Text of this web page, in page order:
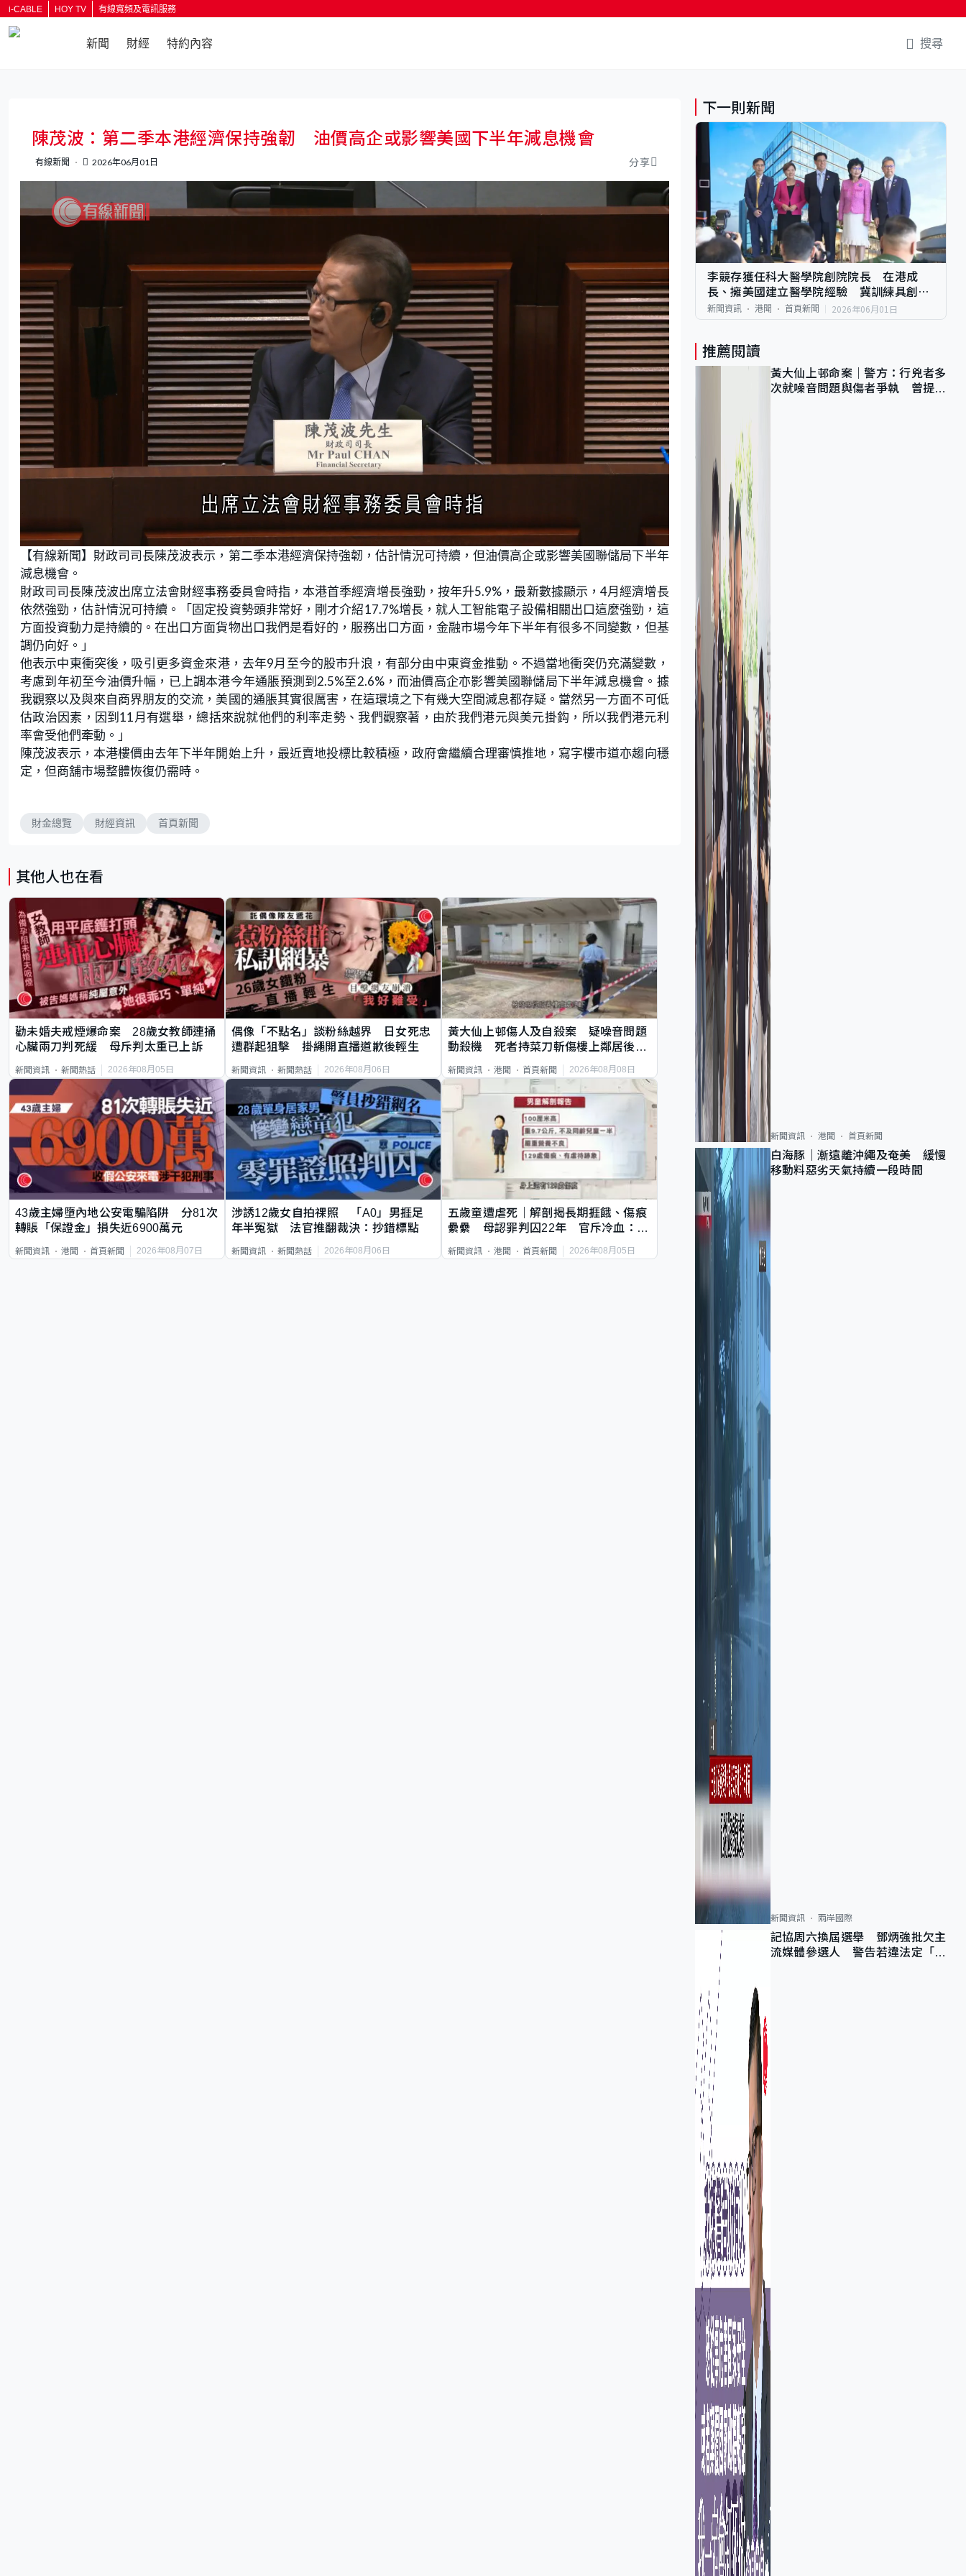
i-CABLE HOY TV 有線寬頻及電訊服務
新聞 財經 特約內容 搜尋
陳茂波：第二季本港經濟保持強韌 油價高企或影響美國下半年減息機會
有線新聞 2026年06月01日 分享
U
n
m
u
t
e
a
d
2
2
9
0
%
【有線新聞】財政司司長陳茂波表示，第二季本港經濟保持強韌，估計情況可持續，但油價高企或影響美國聯儲局下半年
減息機會。
財政司司長陳茂波出席立法會財經事務委員會時指，本港首季經濟增長強勁，按年升5.9%，最新數據顯示，4月經濟增長
依然強勁，估計情況可持續。「固定投資勢頭非常好，剛才介紹17.7%增長，就人工智能電子設備相關出口這麼強勁，這
方面投資動力是持續的。在出口方面貨物出口我們是看好的，服務出口方面，金融市場今年下半年有很多不同變數，但基
調仍向好。」
他表示中東衝突後，吸引更多資金來港，去年9月至今的股市升浪，有部分由中東資金推動。不過當地衝突仍充滿變數，
考慮到年初至今油價升幅，已上調本港今年通脹預測到2.5%至2.6%，而油價高企亦影響美國聯儲局下半年減息機會。據
我觀察以及與來自商界朋友的交流，美國的通脹其實很厲害，在這環境之下有幾大空間減息都存疑。當然另一方面不可低
估政治因素，因到11月有選舉，總括來說就他們的利率走勢、我們觀察著，由於我們港元與美元掛鈎，所以我們港元利
率會受他們牽動。」
陳茂波表示，本港樓價由去年下半年開始上升，最近賣地投標比較積極，政府會繼續合理審慎推地，寫字樓市道亦趨向穩
定，但商舖市場整體恢復仍需時。
財金總覽 財經資訊 首頁新聞
其他人也在看
勸未婚夫戒煙爆命案 28歲女教師連捅
心臟兩刀判死緩 母斥判太重已上訴
新聞資訊 新聞熱話 2026年08月05日
偶像「不點名」談粉絲越界 日女死忠
遭群起狙擊 掛繩開直播道歉後輕生
新聞資訊 新聞熱話 2026年08月06日
黃大仙上邨傷人及自殺案 疑噪音問題
動殺機 死者持菜刀斬傷樓上鄰居後墮
新聞資訊 港聞 首頁新聞 2026年08月08日
43歲主婦墮內地公安電騙陷阱 分81次
轉賬「保證金」損失近6900萬元
新聞資訊 港聞 首頁新聞 2026年08月07日
涉誘12歲女自拍祼照 「A0」男捱足
年半冤獄 法官推翻裁決：抄錯標點
新聞資訊 新聞熱話 2026年08月06日
五歲童遭虐死｜解剖揭長期捱餓、傷痕
纍纍 母認罪判囚22年 官斥冷血：同
新聞資訊 港聞 首頁新聞 2026年08月05日
下一則新聞
李競存獲任科大醫學院創院院長 在港成
長、擁美國建立醫學院經驗 冀訓練具創新
想法醫生
新聞資訊 港聞 首頁新聞 2026年06月01日
推薦閱讀
黃大仙上邨命案｜警方：行兇者多
次就噪音問題與傷者爭執 曾提出
新聞資訊 港聞 首頁新聞
白海豚｜漸遠離沖繩及奄美 緩慢
移動料惡劣天氣持續一段時間
新聞資訊 兩岸國際
記協周六換屆選舉 鄧炳強批欠主
流媒體參選人 警告若違法定「釘